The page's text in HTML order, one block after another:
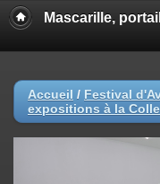
Mascarille,
Accueil / Festival
expositions à la